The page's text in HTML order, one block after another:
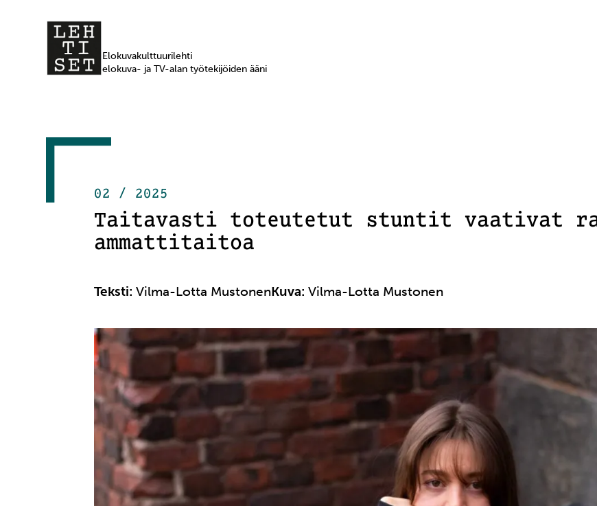
Elokuvakulttuurilehti
elokuva- ja TV-alan työtekijöiden ääni
02 / 2025
Taitavasti toteutetut stuntit vaativat
ammattitaitoa
Teksti:Vilma-Lotta MustonenKuva:Vilma-Lotta Mustonen